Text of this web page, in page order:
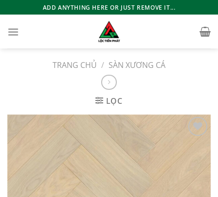
qua
nội
ADD ANYTHING HERE OR JUST REMOVE IT...
TRANG CHỦ / SÀN XƯƠNG CÁ
LỌC
Add to
wishlist